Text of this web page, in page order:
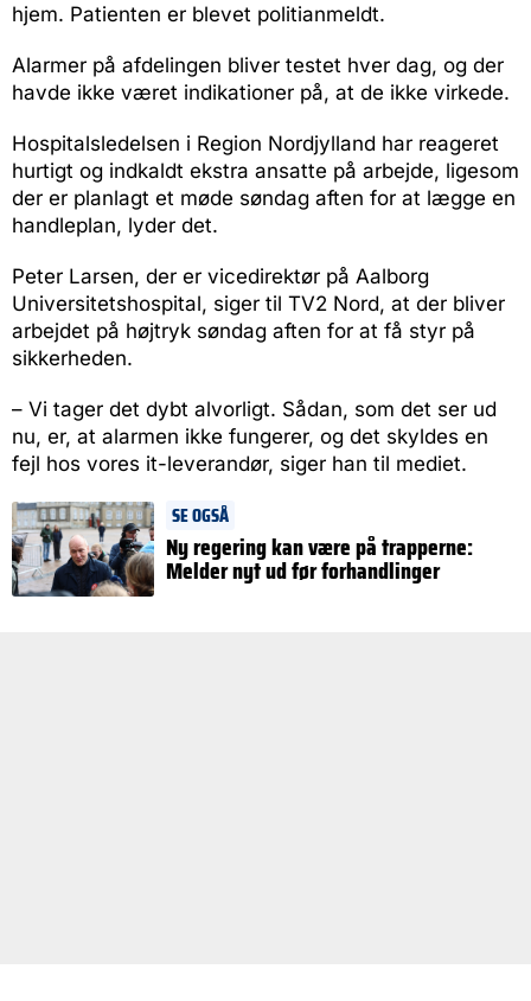
hjem. Patienten er blevet politianmeldt.
Alarmer på afdelingen bliver testet hver dag, og der
havde ikke været indikationer på, at de ikke virkede.
Hospitalsledelsen i Region Nordjylland har reageret
hurtigt og indkaldt ekstra ansatte på arbejde, ligesom
der er planlagt et møde søndag aften for at lægge en
handleplan, lyder det.
Peter Larsen, der er vicedirektør på Aalborg
Universitetshospital, siger til TV2 Nord, at der bliver
arbejdet på højtryk søndag aften for at få styr på
sikkerheden.
– Vi tager det dybt alvorligt. Sådan, som det ser ud
nu, er, at alarmen ikke fungerer, og det skyldes en
fejl hos vores it-leverandør, siger han til mediet.
SE OGSÅ
Ny regering kan være på trapperne:
Melder nyt ud før forhandlinger